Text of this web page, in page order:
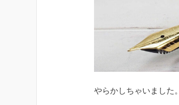
やらかしちゃいました。